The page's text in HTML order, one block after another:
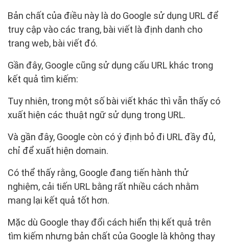
Bản chất của điều này là do Google sử dụng URL để
truy cập vào các trang, bài viết là định danh cho
trang web, bài viết đó.
Gần đây, Google cũng sử dụng cấu URL khác trong
kết quả tìm kiếm:
Tuy nhiên, trong một số bài viết khác thì vẫn thấy có
xuất hiện các thuật ngữ sử dụng trong URL.
Và gần đây, Google còn có ý định bỏ đi URL đầy đủ,
chỉ để xuất hiện domain.
Có thể thấy rằng, Google đang tiến hành thử
nghiệm, cải tiến URL bằng rất nhiều cách nhằm
mang lại kết quả tốt hơn.
Mặc dù Google thay đổi cách hiển thị kết quả trên
tìm kiếm nhưng bản chất của Google là không thay